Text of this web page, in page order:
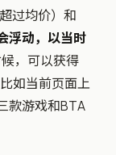
过均价）和
浮动，以当时
，可以获得
如当前页面上
款游戏和BTA